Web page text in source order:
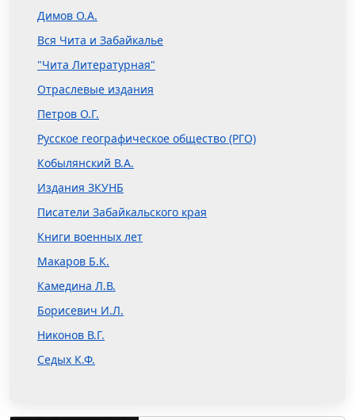
Димов О.А.
Вся Чита и Забайкалье
"Чита Литературная"
Отраслевые издания
Петров О.Г.
Русское географическое общество (РГО)
Кобылянский В.А.
Издания ЗКУНБ
Писатели Забайкальского края
Книги военных лет
Макаров Б.К.
Камедина Л.В.
Борисевич И.Л.
Никонов В.Г.
Седых К.Ф.